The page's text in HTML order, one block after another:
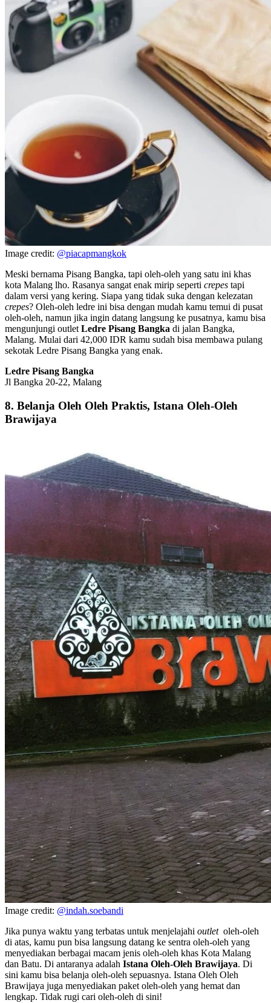
Image credit: @piacapmangkok
Meski bernama Pisang Bangka, tapi oleh-oleh yang satu ini khas
kota Malang lho. Rasanya sangat enak mirip seperti crepes tapi
dalam versi yang kering. Siapa yang tidak suka dengan kelezatan
crepes? Oleh-oleh ledre ini bisa dengan mudah kamu temui di pusat
oleh-oleh, namun jika ingin datang langsung ke pusatnya, kamu bisa
mengunjungi outlet Ledre Pisang Bangka di jalan Bangka,
Malang. Mulai dari 42,000 IDR kamu sudah bisa membawa pulang
sekotak Ledre Pisang Bangka yang enak.
Ledre Pisang Bangka
Jl Bangka 20-22, Malang
8. Belanja Oleh Oleh Praktis, Istana Oleh-Oleh
Brawijaya
Image credit: @indah.soebandi
Jika punya waktu yang terbatas untuk menjelajahi outlet oleh-oleh
di atas, kamu pun bisa langsung datang ke sentra oleh-oleh yang
menyediakan berbagai macam jenis oleh-oleh khas Kota Malang
dan Batu. Di antaranya adalah Istana Oleh-Oleh Brawijaya. Di
sini kamu bisa belanja oleh-oleh sepuasnya. Istana Oleh Oleh
Brawijaya juga menyediakan paket oleh-oleh yang hemat dan
lengkap. Tidak rugi cari oleh-oleh di sini!